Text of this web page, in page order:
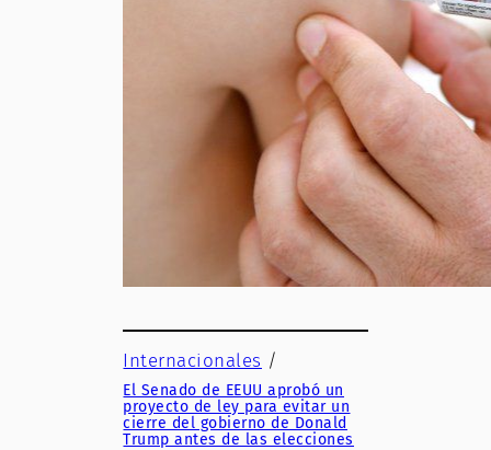
Internacionales /
El Senado de EEUU aprobó un
proyecto de ley para evitar un
cierre del gobierno de Donald
Trump antes de las elecciones